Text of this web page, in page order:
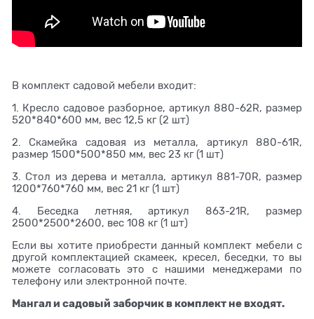
В комплект садовой мебели входит:
1. Кресло садовое разборное, артикул 880-62R, размер
520*840*600 мм, вес 12,5 кг (2 шт)
2. Скамейка садовая из металла, артикул 880-61R,
размер 1500*500*850 мм, вес 23 кг (1 шт)
3. Стол из дерева и металла, артикул 881-70R, размер
1200*760*760 мм, вес 21 кг (1 шт)
4. Беседка летняя, артикул 863-21R, размер
2500*2500*2600, вес 108 кг (1 шт)
Если вы хотите приобрести данный комплект мебели с
другой комплектацией скамеек, кресел, беседки, то вы
можете согласовать это с нашими менеджерами по
телефону или электронной почте.
Мангал и садовый заборчик в комплект не входят.